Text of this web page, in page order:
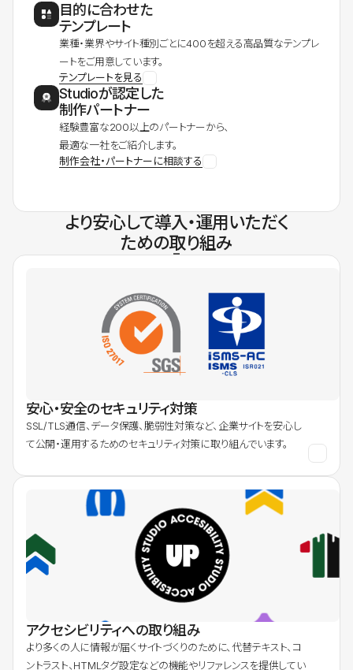
目的に合わせた
テンプレート
業種・業界やサイト種別ごとに400を超える高品質なテンプレ
ートをご用意しています。
テンプレートを見る
Studioが認定した
制作パートナー
経験豊富な200以上のパートナーから、
最適な一社をご紹介します。
制作会社・パートナーに相談する
より安心して導入・運用いただく
ための取り組み
安心・安全のセキュリティ対策
SSL/TLS通信、データ保護、脆弱性対策など、企業サイトを安心し
て公開・運用するためのセキュリティ対策に取り組んでいます。
アクセシビリティへの取り組み
より多くの人に情報が届くサイトづくりのために、代替テキスト、コ
ントラスト、HTMLタグ設定などの機能やリファレンスを提供してい